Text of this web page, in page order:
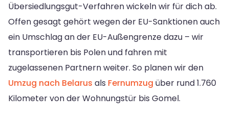
Übersiedlungsgut-Verfahren wickeln wir für dich ab.
Offen gesagt gehört wegen der EU-Sanktionen auch
ein Umschlag an der EU-Außengrenze dazu – wir
transportieren bis Polen und fahren mit
zugelassenen Partnern weiter. So planen wir den
Umzug nach Belarus als Fernumzug über rund 1.760
Kilometer von der Wohnungstür bis Gomel.